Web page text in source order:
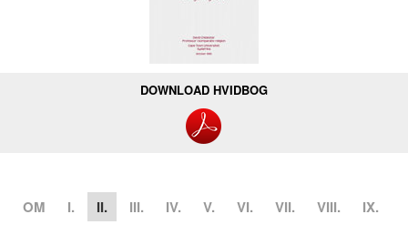
DOWNLOAD HVIDBOG
OM I. II. III. IV. V. VI. VII. VIII. IX.